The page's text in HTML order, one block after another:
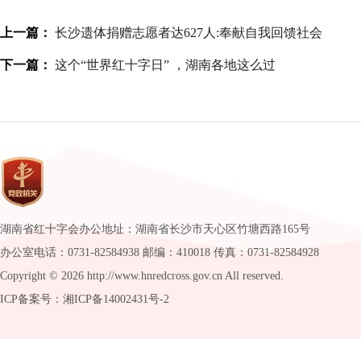
上一篇： 长沙遗体捐赠志愿者达627人:奉献自我回馈社会
下一篇： 这个“世界红十字日” ，湖南各地这么过
湖南省红十字会办公地址：湖南省长沙市天心区竹塘西路165号
办公室电话：0731-82584938 邮编：410018 传真：0731-82584928
Copyright © 2026 http://www.hnredcross.gov.cn All reserved.
ICP备案号：湘ICP备14002431号-2